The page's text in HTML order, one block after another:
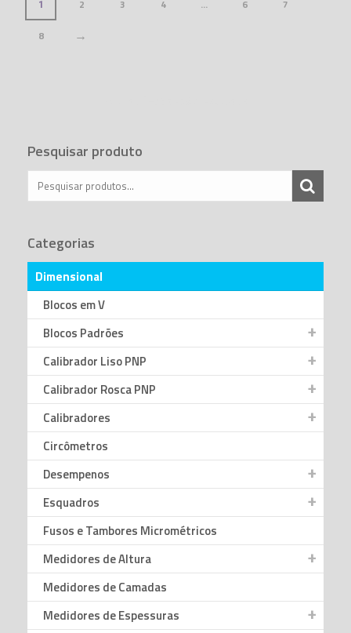
1 2 3 4 6 7
8 →
Pesquisar produto
Categorias
Dimensional
Blocos em V
Blocos Padrões
Calibrador Liso PNP
Calibrador Rosca PNP
Calibradores
Circômetros
Desempenos
Esquadros
Fusos e Tambores Micrométricos
Medidores de Altura
Medidores de Camadas
Medidores de Espessuras